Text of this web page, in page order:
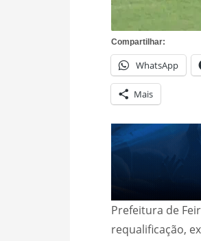
Compartilhar:
WhatsApp
Mais
Prefeitura de
requalificação,